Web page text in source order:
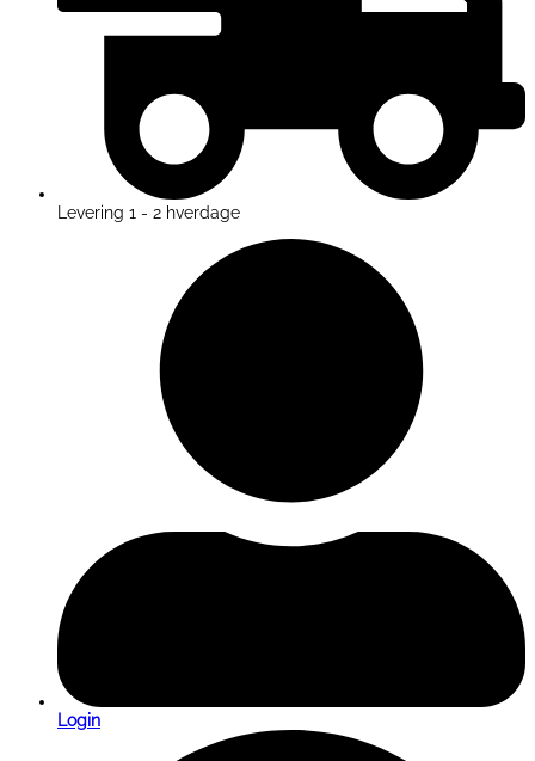
Levering 1 - 2 hverdage
Login